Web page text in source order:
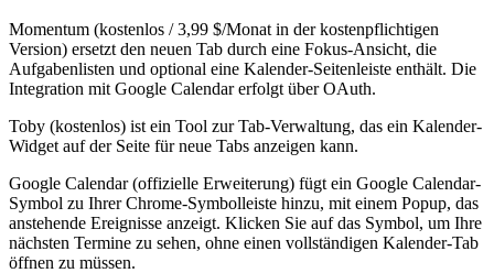
Momentum (kostenlos / 3,99 $/Monat in der kostenpflichtigen
Version) ersetzt den neuen Tab durch eine Fokus-Ansicht, die
Aufgabenlisten und optional eine Kalender-Seitenleiste enthält. Die
Integration mit Google Calendar erfolgt über OAuth.
Toby (kostenlos) ist ein Tool zur Tab-Verwaltung, das ein Kalender-
Widget auf der Seite für neue Tabs anzeigen kann.
Google Calendar (offizielle Erweiterung) fügt ein Google Calendar-
Symbol zu Ihrer Chrome-Symbolleiste hinzu, mit einem Popup, das
anstehende Ereignisse anzeigt. Klicken Sie auf das Symbol, um Ihre
nächsten Termine zu sehen, ohne einen vollständigen Kalender-Tab
öffnen zu müssen.